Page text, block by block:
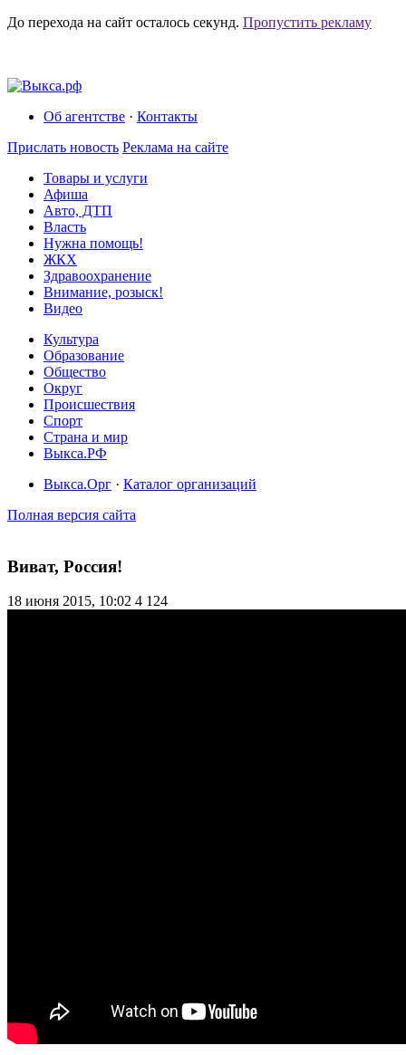
До перехода на сайт осталось секунд. Пропустить рекламу
Об агентстве · Контакты
Прислать новость Реклама на сайте
Товары и услуги
Афиша
Авто, ДТП
Власть
Нужна помощь!
ЖКХ
Здравоохранение
Внимание, розыск!
Видео
Культура
Образование
Общество
Округ
Происшествия
Спорт
Страна и мир
Выкса.РФ
Выкса.Орг · Каталог организаций
Полная версия сайта
Виват, Россия!
18 июня 2015, 10:02 4 124